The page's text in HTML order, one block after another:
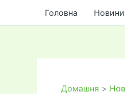
Головна Новини
Домашня